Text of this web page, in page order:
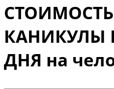
КАНИКУЛЫ
ДНЯ на